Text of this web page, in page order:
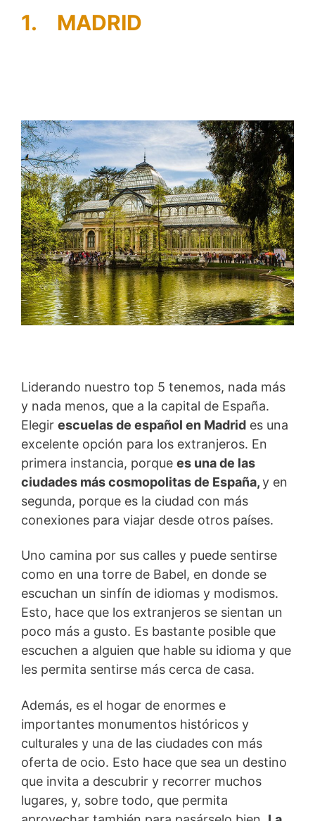
1. MADRID
Liderando nuestro top 5 tenemos, nada más
y nada menos, que a la capital de España.
Elegir escuelas de español en Madrid es una
excelente opción para los extranjeros. En
primera instancia, porque es una de las
ciudades más cosmopolitas de España,y en
segunda, porque es la ciudad con más
conexiones para viajar desde otros países.
Uno camina por sus calles y puede sentirse
como en una torre de Babel, en donde se
escuchan un sinfín de idiomas y modismos.
Esto, hace que los extranjeros se sientan un
poco más a gusto. Es bastante posible que
escuchen a alguien que hable su idioma y que
les permita sentirse más cerca de casa.
Además, es el hogar de enormes e
importantes monumentos históricos y
culturales y una de las ciudades con más
oferta de ocio. Esto hace que sea un destino
que invita a descubrir y recorrer muchos
lugares, y, sobre todo, que permita